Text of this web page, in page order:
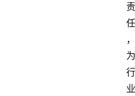
责
任
，
为
行
业